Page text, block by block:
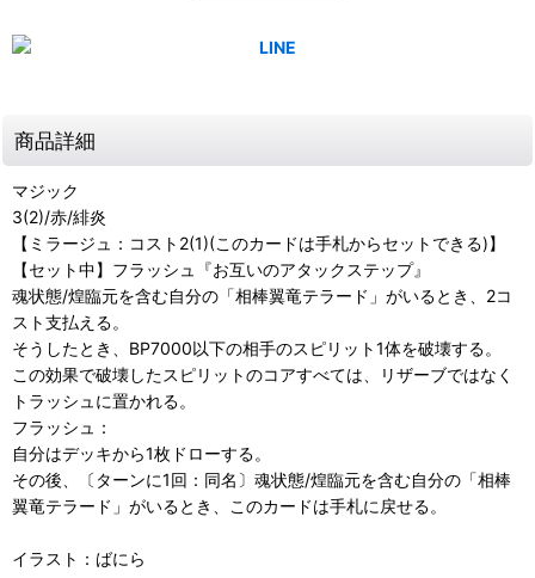
商品詳細
マジック
3(2)/赤/緋炎
【ミラージュ：コスト2(1)(このカードは手札からセットできる)】
【セット中】フラッシュ『お互いのアタックステップ』
魂状態/煌臨元を含む自分の「相棒翼竜テラード」がいるとき、2コ
スト支払える。
そうしたとき、BP7000以下の相手のスピリット1体を破壊する。
この効果で破壊したスピリットのコアすべては、リザーブではなく
トラッシュに置かれる。
フラッシュ：
自分はデッキから1枚ドローする。
その後、〔ターンに1回：同名〕魂状態/煌臨元を含む自分の「相棒
翼竜テラード」がいるとき、このカードは手札に戻せる。
イラスト：ばにら